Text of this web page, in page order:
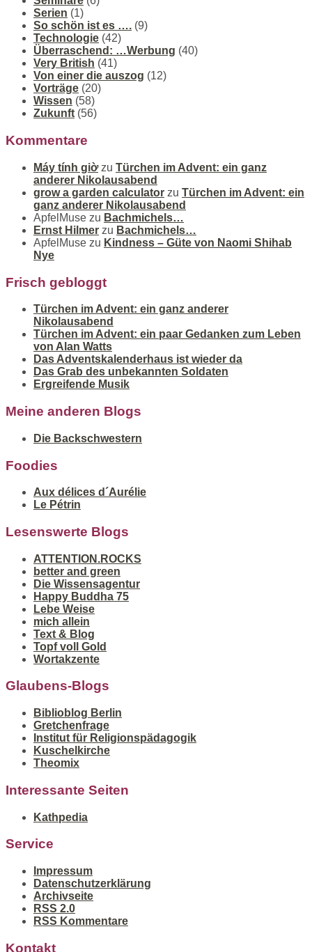
Serien (1)
So schön ist es …. (9)
Technologie (42)
Überraschend: …Werbung (40)
Very British (41)
Von einer die auszog (12)
Vorträge (20)
Wissen (58)
Zukunft (56)
Kommentare
Máy tính giờzu Türchen im Advent: ein ganz
anderer Nikolausabend
grow a garden calculator zu Türchen im Advent: ein
ganz anderer Nikolausabend
ApfelMuse zu Bachmichels…
Ernst Hilmer zu Bachmichels…
ApfelMuse zu Kindness – Güte von Naomi Shihab
Nye
Frisch gebloggt
Türchen im Advent: ein ganz anderer
Nikolausabend
Türchen im Advent: ein paar Gedanken zum Leben
von Alan Watts
Das Adventskalenderhaus ist wieder da
Das Grab des unbekannten Soldaten
Ergreifende Musik
Meine anderen Blogs
Die Backschwestern
Foodies
Aux délices d´Aurélie
Le Pétrin
Lesenswerte Blogs
ATTENTION.ROCKS
better and green
Die Wissensagentur
Happy Buddha 75
Lebe Weise
mich allein
Text & Blog
Topf voll Gold
Wortakzente
Glaubens-Blogs
Biblioblog Berlin
Gretchenfrage
Institut für Religionspädagogik
Kuschelkirche
Theomix
Interessante Seiten
Kathpedia
Service
Impressum
Datenschutzerklärung
Archivseite
RSS 2.0
RSS Kommentare
Kontakt